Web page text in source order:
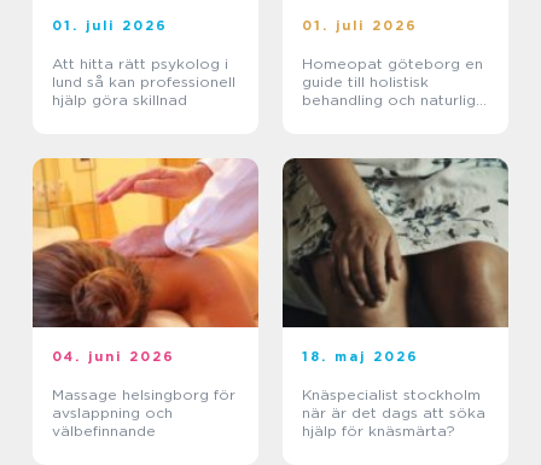
01. juli 2026
Att hitta rätt psykolog i
lund så kan professionell
hjälp göra skillnad
01. juli 2026
Homeopat göteborg en
guide till holistisk
behandling och naturlig
04. juni 2026
Massage helsingborg för
avslappning och
välbefinnande
18. maj 2026
Knäspecialist stockholm
när är det dags att söka
hjälp för knäsmärta?